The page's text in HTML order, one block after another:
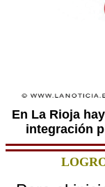
En La Rioja
integración